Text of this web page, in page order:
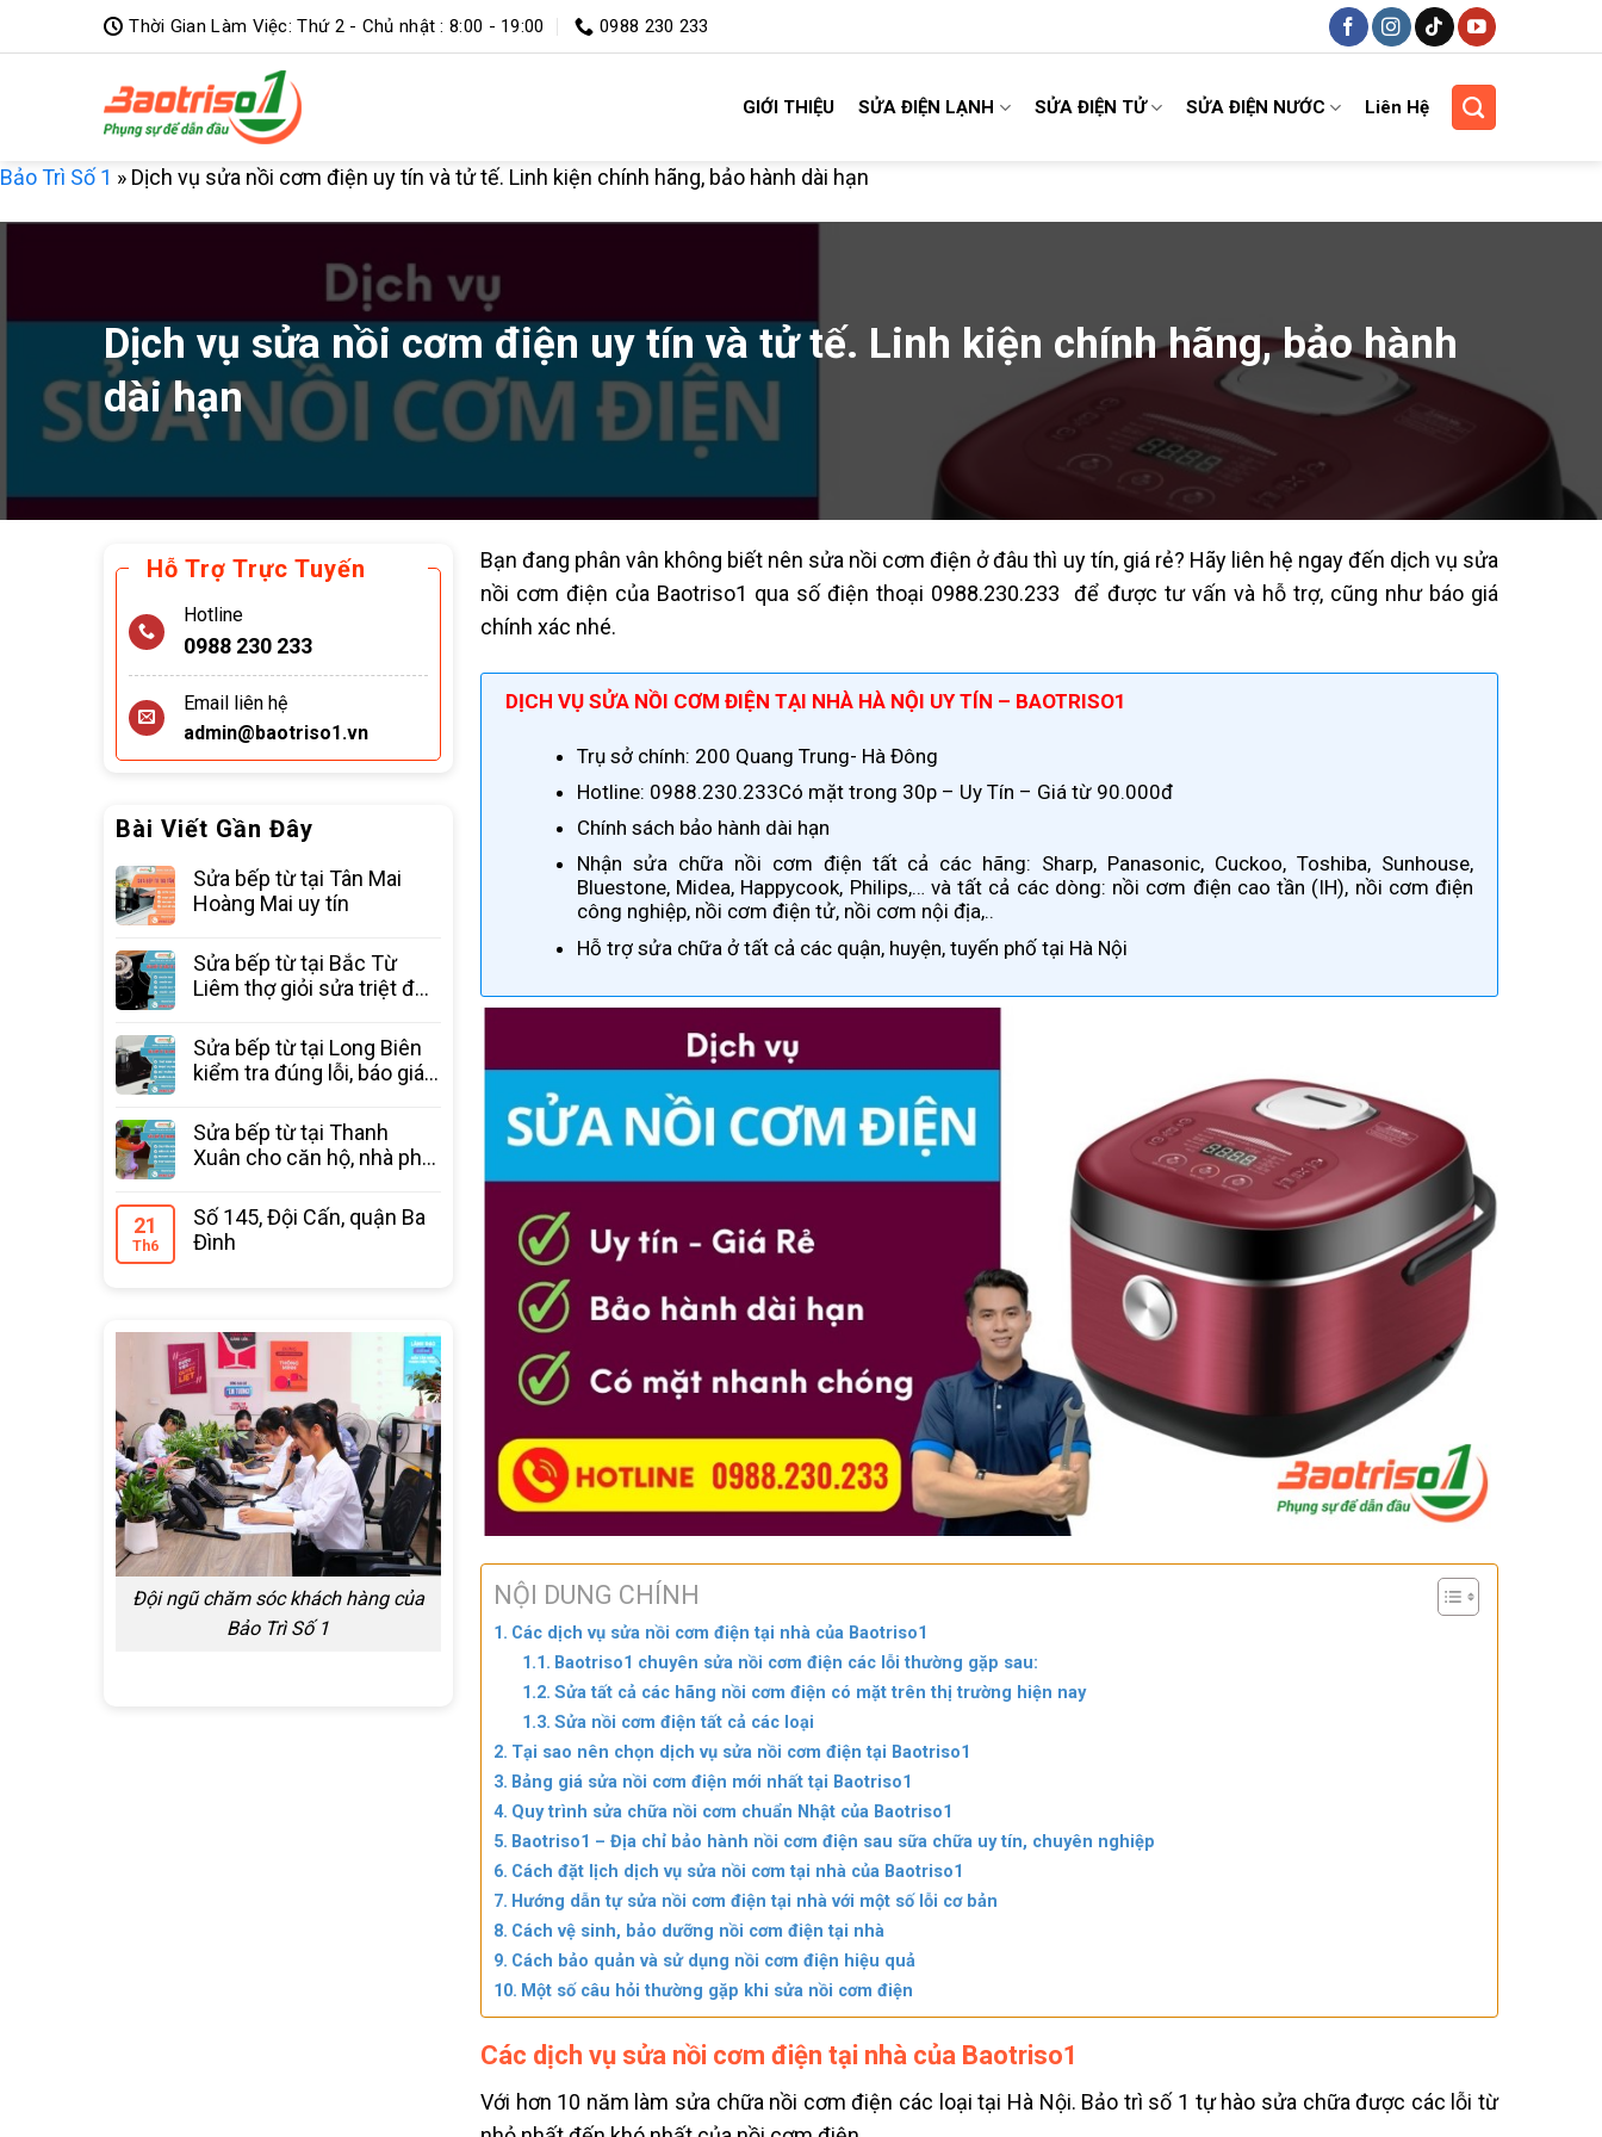
qua
Thời Gian Làm Việc: Thứ 2 - Chủ nhật : 8:00 - 19:00 0988 230 233
GIỚI THIỆU SỬA ĐIỆN LẠNH SỬA ĐIỆN TỬ SỬA ĐIỆN NƯỚC Liên Hệ
Bảo Trì Số 1 » Dịch vụ sửa nồi cơm điện uy tín và tử tế. Linh kiện chính hãng, bảo hành dài hạn
Dịch vụ sửa nồi cơm điện uy tín và tử tế. Linh kiện chính hãng, bảo hành
dài hạn
Bạn đang phân vân không biết nên sửa nồi cơm điện ở đâu thì uy tín, giá rẻ? Hãy liên hệ ngay đến dịch vụ sửa
nồi cơm điện của Baotriso1 qua số điện thoại 0988.230.233 để được tư vấn và hỗ trợ, cũng như báo giá
chính xác nhé.
DỊCH VỤ SỬA NỒI CƠM ĐIỆN TẠI NHÀ HÀ NỘI UY TÍN – BAOTRISO1
Trụ sở chính: 200 Quang Trung- Hà Đông
Hotline: 0988.230.233Có mặt trong 30p – Uy Tín – Giá từ 90.000đ
Chính sách bảo hành dài hạn
Nhận sửa chữa nồi cơm điện tất cả các hãng: Sharp, Panasonic, Cuckoo, Toshiba, Sunhouse,
Bluestone, Midea, Happycook, Philips,… và tất cả các dòng: nồi cơm điện cao tần (IH), nồi cơm điện
công nghiệp, nồi cơm điện tử, nồi cơm nội địa,..
Hỗ trợ sửa chữa ở tất cả các quận, huyện, tuyến phố tại Hà Nội
NỘI DUNG CHÍNH
Các dịch vụ sửa nồi cơm điện tại nhà của Baotriso1
Baotriso1 chuyên sửa nồi cơm điện các lỗi thường gặp sau:
Sửa tất cả các hãng nồi cơm điện có mặt trên thị trường hiện nay
Sửa nồi cơm điện tất cả các loại
Tại sao nên chọn dịch vụ sửa nồi cơm điện tại Baotriso1
Bảng giá sửa nồi cơm điện mới nhất tại Baotriso1
Quy trình sửa chữa nồi cơm chuẩn Nhật của Baotriso1
Baotriso1 – Địa chỉ bảo hành nồi cơm điện sau sữa chữa uy tín, chuyên nghiệp
Cách đặt lịch dịch vụ sửa nồi cơm tại nhà của Baotriso1
Hướng dẫn tự sửa nồi cơm điện tại nhà với một số lỗi cơ bản
Cách vệ sinh, bảo dưỡng nồi cơm điện tại nhà
Cách bảo quản và sử dụng nồi cơm điện hiệu quả
Một số câu hỏi thường gặp khi sửa nồi cơm điện
Các dịch vụ sửa nồi cơm điện tại nhà của Baotriso1
Với hơn 10 năm làm sửa chữa nồi cơm điện các loại tại Hà Nội. Bảo trì số 1 tự hào sửa chữa được các lỗi từ
Hỗ Trợ Trực Tuyến
Hotline
0988 230 233
Email liên hệ
admin@baotriso1.vn
Bài Viết Gần Đây
Sửa bếp từ tại Tân Mai
Hoàng Mai uy tín
Sửa bếp từ tại Bắc Từ
Liêm thợ giỏi sửa triệt để
Sửa bếp từ tại Long Biên
kiểm tra đúng lỗi, báo giá
Sửa bếp từ tại Thanh
Xuân cho căn hộ, nhà phố
21
Th6
Số 145, Đội Cấn, quận Ba
Đình
Đội ngũ chăm sóc khách hàng của
Bảo Trì Số 1